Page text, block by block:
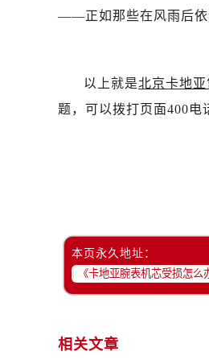
——正如那些在风雨后依
以上就是北京卡地
题，可以拨打页面400电
本页永久地址：
相关文章